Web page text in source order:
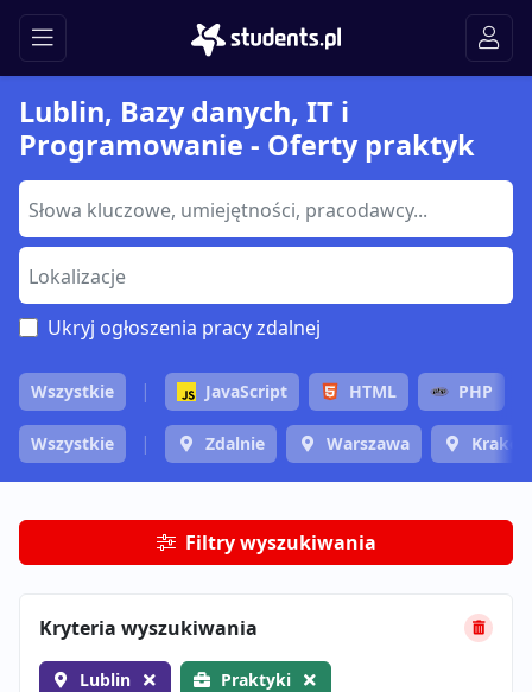
Lublin, Bazy danych, IT i
Programowanie - Oferty praktyk
Ukryj ogłoszenia pracy zdalnej
Wszystkie JavaScript HTML PHP
Wszystkie Zdalnie Warszawa
Filtry wyszukiwania
Kryteria wyszukiwania
Lublin Praktyki